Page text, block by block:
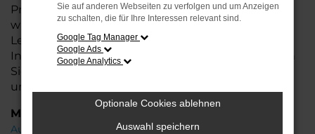
Profitieren Sie von unseren zusätzlichenServices
wie attraktiven Finanzierungsmöglichkeiten,
Leasingangeboten und der bequemen
Inzahlungnahme Ihres alten Fahrzeugs. Besuchen
Sie uns und überzeugen Sie sich von der Qualität
und dem Service, den wir Ihnen bieten!
Marken
Audi
Sie auf anderen Webseiten zu verfolgen und um Anzeigen
zu schalten, die für Ihre Interessen relevant sind.
Google Tag Manager
Google Ads
Google Analytics
Optionale Cookies ablehnen
Auswahl speichern